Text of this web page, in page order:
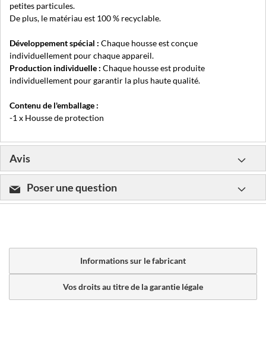
petites particules.
De plus, le matériau est 100 % recyclable.
Développement spécial : Chaque housse est conçue
individuellement pour chaque appareil.
Production individuelle : Chaque housse est produite
individuellement pour garantir la plus haute qualité.
Contenu de l'emballage :
-1 x Housse de protection
Avis
Poser une question
Informations sur le fabricant
Vos droits au titre de la garantie légale